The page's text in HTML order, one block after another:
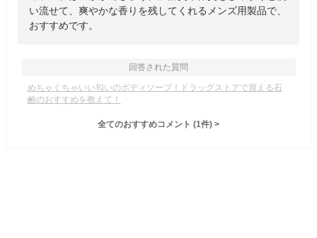
い流せて、爽やかな香りを残してくれるメンズ用製品で、
おすすめです。
回答された質問
めちゃくちゃいい匂いのボディソープ！ドラッグストアで買える石
鹸のおすすめを教えて！
全てのおすすめコメント (1件) >